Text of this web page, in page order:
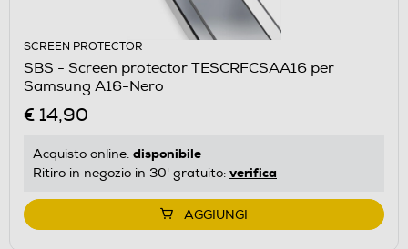
SCREEN PROTECTOR
SBS - Screen protector TESCRFCSAA16 per
Samsung A16-Nero
€ 14,90
Acquisto online: disponibile
Ritiro in negozio in 30' gratuito: verifica
AGGIUNGI